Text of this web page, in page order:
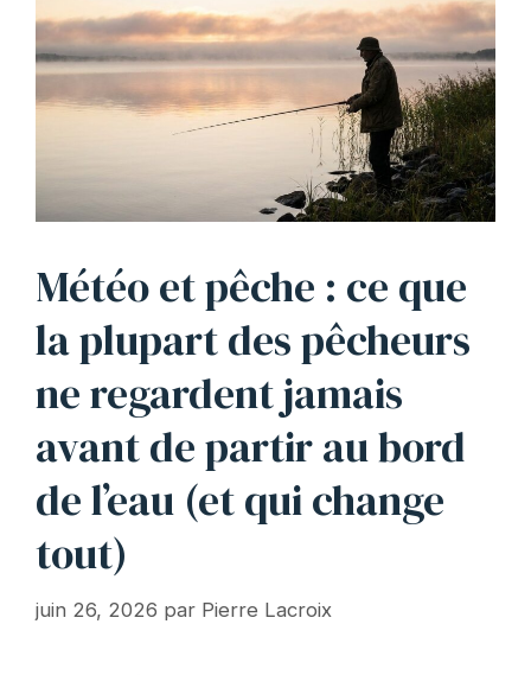
Météo et pêche : ce que
la plupart des pêcheurs
ne regardent jamais
avant de partir au bord
de l’eau (et qui change
tout)
juin 26, 2026 par Pierre Lacroix